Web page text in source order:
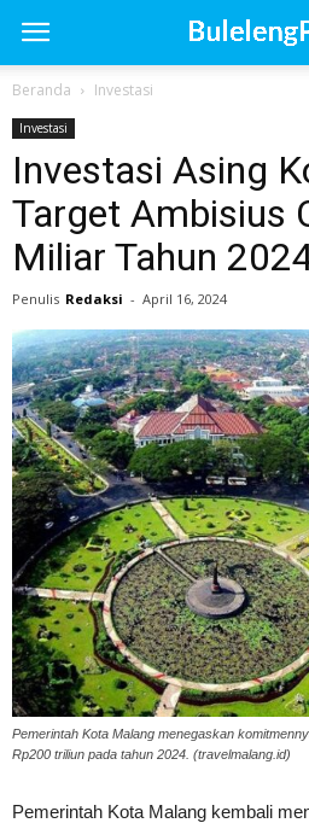
Beranda Investasi
Investasi
Investasi Asing
Target Ambisius
Miliar Tahun
Penulis Redaksi - April 16, 2024
Pemerintah Kota Malang menegaskan
Rp200 triliun pada tahun 2024. (travelmalang.id)
Pemerintah Kota Malang kembali